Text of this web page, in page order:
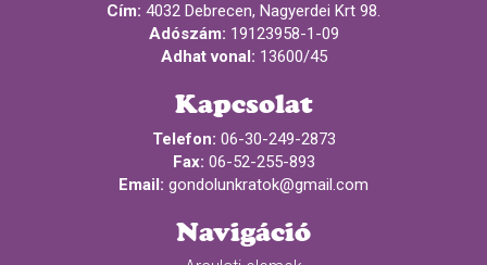
Cím: 4032 Debrecen, Nagyerdei Krt 98.
Adószám: 19123958-1-09
Adhat vonal: 13600/45
Kapcsolat
Telefon: 06-30-249-2873
Fax: 06-52-255-893
Email: gondolunkratok@gmail.com
Navigáció